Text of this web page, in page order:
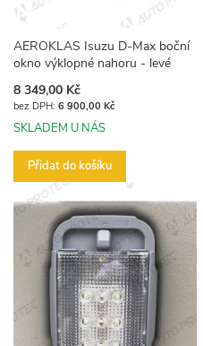
AEROKLAS Isuzu D-Max boční
okno výklopné nahoru - levé
8 349,00 Kč
6 900,00 Kč
SKLADEM U NÁS
Přidat do košíku